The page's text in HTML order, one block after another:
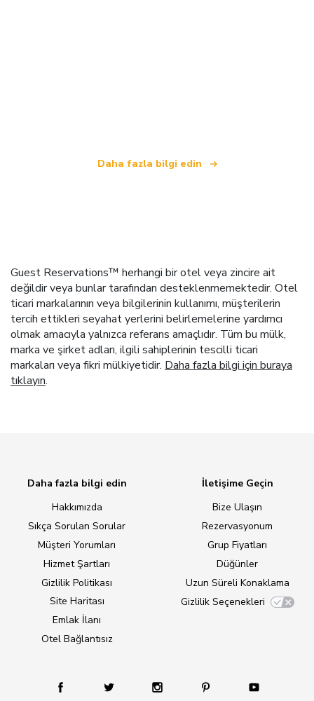
Daha fazla bilgi edin
Guest Reservations™ herhangi bir otel veya zincire ait
değildir veya bunlar tarafından desteklenmemektedir. Otel
ticari markalarının veya bilgilerinin kullanımı, müşterilerin
tercih ettikleri seyahat yerlerini belirlemelerine yardımcı
olmak amacıyla yalnızca referans amaçlıdır. Tüm bu mülk,
marka ve şirket adları, ilgili sahiplerinin tescilli ticari
markaları veya fikri mülkiyetidir. Daha fazla bilgi için buraya
tıklayın.
Daha fazla bilgi edin
Hakkımızda
Sıkça Sorulan Sorular
Müşteri Yorumları
Hizmet Şartları
Gizlilik Politikası
Site Haritası
Emlak İlanı
Otel Bağlantısız
İletişime Geçin
Bize Ulaşın
Rezervasyonum
Grup Fiyatları
Düğünler
Uzun Süreli Konaklama
Gizlilik Seçenekleri